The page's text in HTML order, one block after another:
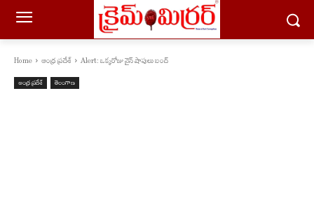
Home ఆంధ్ర ప్రదేశ్ Alert: ఒక్కరోజు వైన్ షాపులు బంద్
ఆంధ్ర ప్రదేశ్ తెలంగాణ